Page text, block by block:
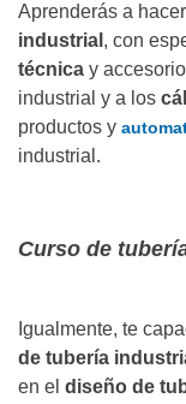
Aprenderás a hacer
industrial , con
técnica y
industrial y a los
productos y
industrial.
Curso de
Igualmente, te
de tubería
en el diseño de